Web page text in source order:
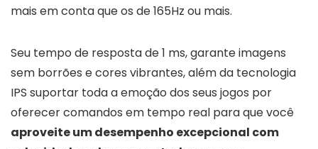
mais em conta que os de 165Hz ou mais.
Seu tempo de resposta de 1 ms, garante imagens
sem borrões e cores vibrantes, além da tecnologia
IPS suportar toda a emoção dos seus jogos por
oferecer comandos em tempo real para que você
aproveite um desempenho excepcional com